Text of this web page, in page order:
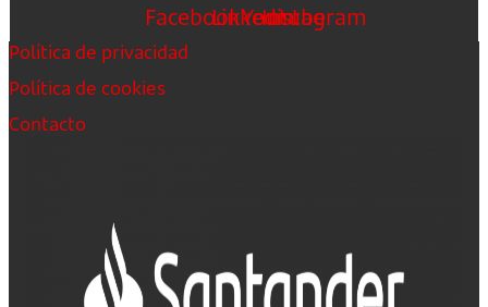
FacebookLinkedin
Youtube
Instagram
Política de privacidad
Política de cookies
Contacto